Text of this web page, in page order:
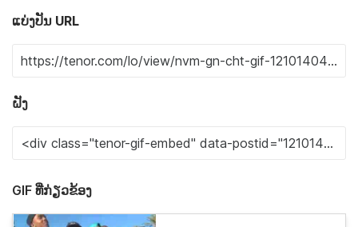
ແບ່ງປັນ URL
ຝັງ
GIF ທີ່ກ່ຽວຂ້ອງ